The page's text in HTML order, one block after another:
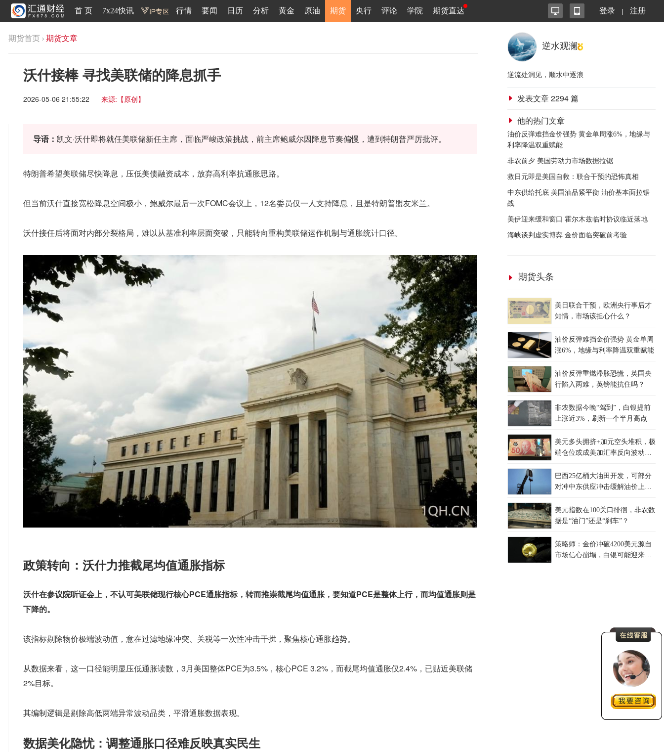
首 页 7x24快讯 行情 要闻 日历 分析 黄金 原油 期货 央行 评论 学院 期货直达 登录 注册
期货首页 期货文章
沃什接棒 寻找美联储的降息抓手
2026-05-06 21:55:22 来源:【原创】
导语： 凯文·沃什即将就任美联储新任主席，面临严峻政策挑战，前主席鲍威尔因降息节奏偏慢，遭到特朗普严厉批评。
特朗普希望美联储尽快降息，压低美债融资成本，放弃高利率抗通胀思路。
但当前沃什直接宽松降息空间极小，鲍威尔最后一次FOMC会议上，12名委员仅一人支持降息，且是特朗普盟友米兰。
沃什接任后将面对内部分裂格局，难以从基准利率层面突破，只能转向重构美联储运作机制与通胀统计口径。
政策转向：沃什力推截尾均值通胀指标
沃什在参议院听证会上，不认可美联储现行核心PCE通胀指标，转而推崇截尾均值通胀，要知道PCE是整体上行，而均值通胀则是
下降的。
该指标剔除物价极端波动值，意在过滤地缘冲突、关税等一次性冲击干扰，聚焦核心通胀趋势。
从数据来看，这一口径能明显压低通胀读数，3月美国整体PCE为3.5%，核心PCE 3.2%，而截尾均值通胀仅2.4%，已贴近美联储
2%目标。
其编制逻辑是剔除高低两端异常波动品类，平滑通胀数据表现。
数据美化隐忧：调整通胀口径难反映真实民生
逆水观澜
逆流处洞见，顺水中逐浪
发表文章2294篇
他的热门文章
油价反弹难挡金价强势 黄金单周涨6%，地缘与
利率降温双重赋能
非农前夕 美国劳动力市场数据拉锯
救日元即是美国自救：联合干预的恐怖真相
中东供给托底 美国油品紧平衡 油价基本面拉锯
战
美伊迎来缓和窗口 霍尔木兹临时协议临近落地
海峡谈判虚实博弈 金价面临突破前考验
期货头条
美日联合干预，欧洲央行事后才
知情，市场该担心什么？
油价反弹难挡金价强势 黄金单周
涨6%，地缘与利率降温双重赋能
油价反弹重燃滞胀恐慌，英国央
行陷入两难，英镑能抗住吗？
非农数据今晚“驾到”，白银提前
上涨近3%，刷新一个半月高点
美元多头拥挤+加元空头堆积，极
端仓位或成美加汇率反向波动源
巴西25亿桶大油田开发，可部分
对冲中东供应冲击缓解油价上行
美元指数在100关口徘徊，非农数
据是“油门”还是“刹车”？
策略师：金价冲破4200美元源自
市场信心崩塌，白银可能迎来更